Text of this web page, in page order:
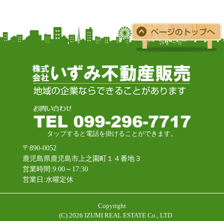
タップすると電話を掛けることができます。
〒890-0052
鹿児島県鹿児島市上之園町１４番地３
営業時間:9:00～17:30
営業日:水曜定休
Copyright
(C) 2026 IZUMI REAL ESTATE Co., LTD